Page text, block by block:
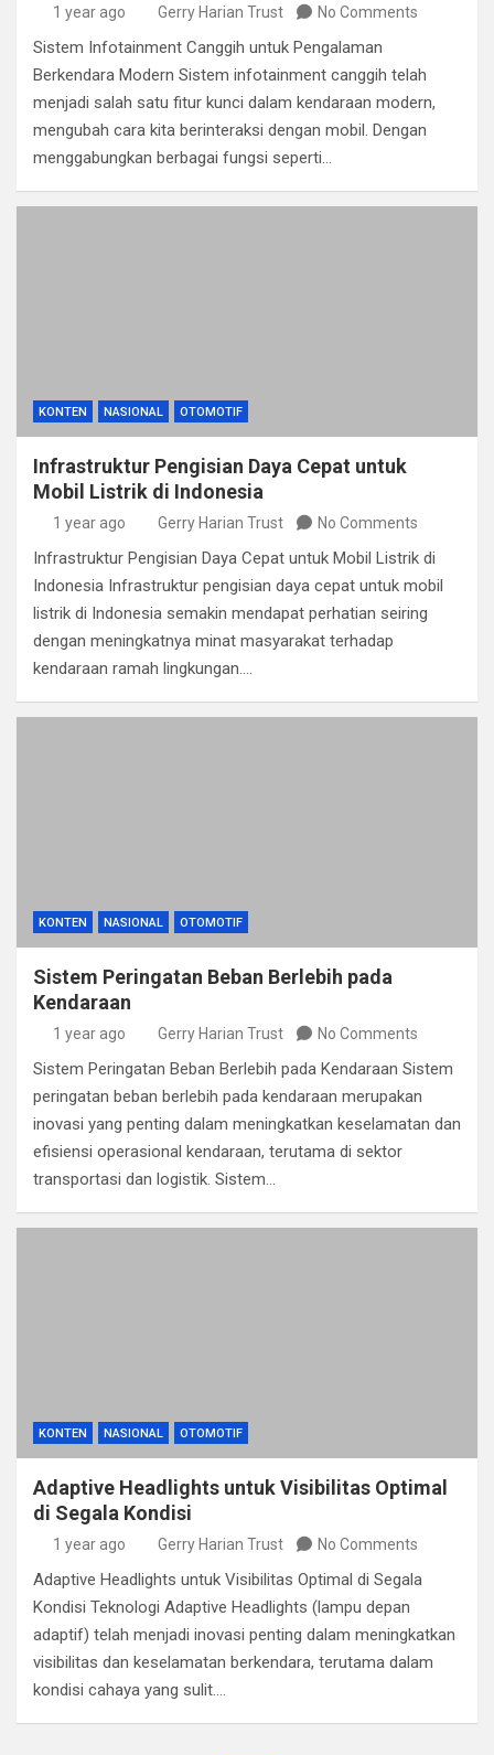
1 year ago Gerry Harian Trust No Comments
Sistem Infotainment Canggih untuk Pengalaman
Berkendara Modern Sistem infotainment canggih telah
menjadi salah satu fitur kunci dalam kendaraan modern,
mengubah cara kita berinteraksi dengan mobil. Dengan
menggabungkan berbagai fungsi seperti…
KONTEN NASIONAL OTOMOTIF
Infrastruktur Pengisian Daya Cepat untuk
Mobil Listrik di Indonesia
1 year ago Gerry Harian Trust No Comments
Infrastruktur Pengisian Daya Cepat untuk Mobil Listrik di
Indonesia Infrastruktur pengisian daya cepat untuk mobil
listrik di Indonesia semakin mendapat perhatian seiring
dengan meningkatnya minat masyarakat terhadap
kendaraan ramah lingkungan.…
KONTEN NASIONAL OTOMOTIF
Sistem Peringatan Beban Berlebih pada
Kendaraan
1 year ago Gerry Harian Trust No Comments
Sistem Peringatan Beban Berlebih pada Kendaraan Sistem
peringatan beban berlebih pada kendaraan merupakan
inovasi yang penting dalam meningkatkan keselamatan dan
efisiensi operasional kendaraan, terutama di sektor
transportasi dan logistik. Sistem…
KONTEN NASIONAL OTOMOTIF
Adaptive Headlights untuk Visibilitas Optimal
di Segala Kondisi
1 year ago Gerry Harian Trust No Comments
Adaptive Headlights untuk Visibilitas Optimal di Segala
Kondisi Teknologi Adaptive Headlights (lampu depan
adaptif) telah menjadi inovasi penting dalam meningkatkan
visibilitas dan keselamatan berkendara, terutama dalam
kondisi cahaya yang sulit.…